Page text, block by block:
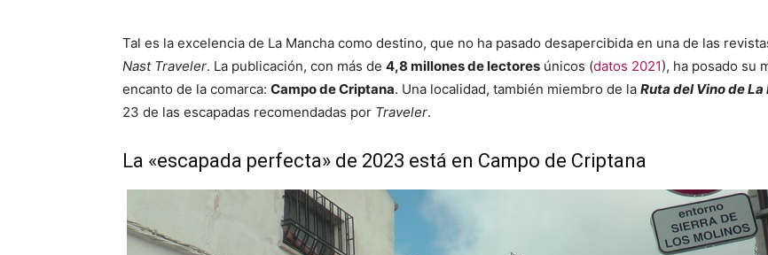
Tal es la excelencia de La Mancha como destino, que no ha pasado desapercibida en una de las
Nast Traveler. La publicación, con más de 4,8 millones de lectores únicos (datos 2021), ha posado su
encanto de la comarca: Campo de Criptana. Una localidad, también miembro de la Ruta del Vino de La
23 de las escapadas recomendadas por Traveler.
La «escapada perfecta» de 2023 está en Campo de Criptana